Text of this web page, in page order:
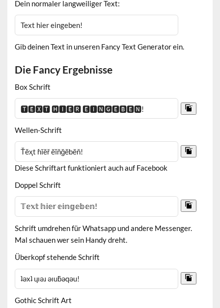
Dein normaler langweiliger Text:
Gib deinen Text in unseren Fancy Text Generator ein.
Die Fancy Ergebnisse
Box Schrift
Wellen-Schrift
Diese Schriftart funktioniert auch auf Facebook
Doppel Schrift
Schrift umdrehen für Whatsapp und andere Messenger.
Mal schauen wer sein Handy dreht.
Überkopf stehende Schrift
Gothic Schrift Art